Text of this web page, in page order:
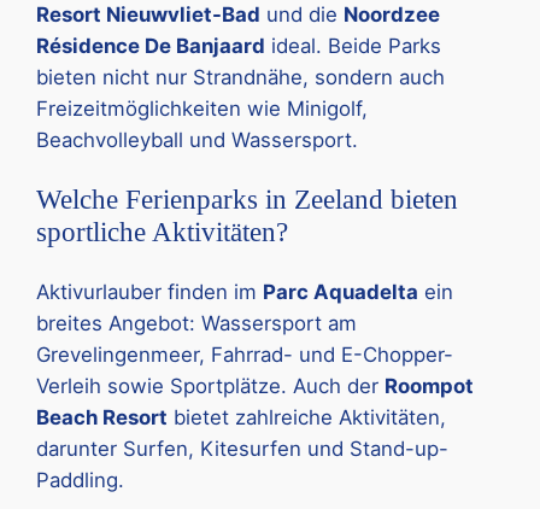
Resort Nieuwvliet-Bad und die Noordzee
Résidence De Banjaard ideal. Beide Parks
bieten nicht nur Strandnähe, sondern auch
Freizeitmöglichkeiten wie Minigolf,
Beachvolleyball und Wassersport.
Welche Ferienparks in Zeeland bieten
sportliche Aktivitäten?
Aktivurlauber finden im Parc Aquadelta ein
breites Angebot: Wassersport am
Grevelingenmeer, Fahrrad- und E-Chopper-
Verleih sowie Sportplätze. Auch der Roompot
Beach Resort bietet zahlreiche Aktivitäten,
darunter Surfen, Kitesurfen und Stand-up-
Paddling.